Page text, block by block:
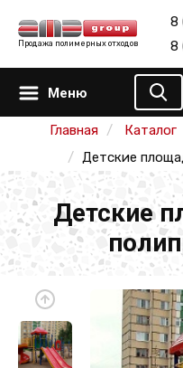
Продажа полимерных отходов
8
8
Меню
Главная Каталог
Детские
Детские